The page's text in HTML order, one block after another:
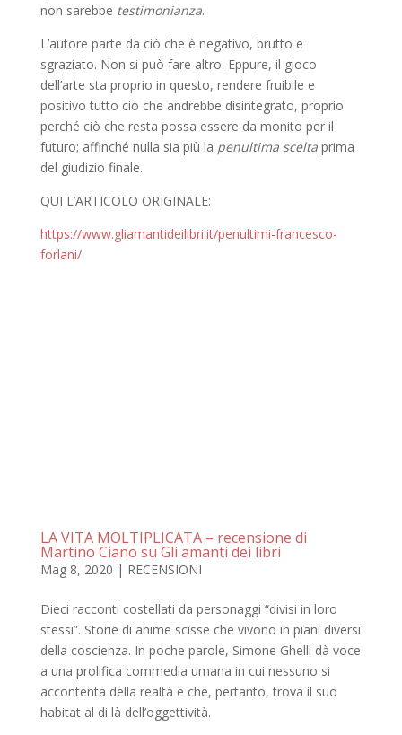
non sarebbe testimonianza.
L’autore parte da ciò che è negativo, brutto e
sgraziato. Non si può fare altro. Eppure, il gioco
dell’arte sta proprio in questo, rendere fruibile e
positivo tutto ciò che andrebbe disintegrato, proprio
perché ciò che resta possa essere da monito per il
futuro; affinché nulla sia più la penultima sceltaprima
del giudizio finale.
QUI L’ARTICOLO ORIGINALE:
https://www.gliamantideilibri.it/penultimi-francesco-
forlani/
LA VITA MOLTIPLICATA – recensione di
Martino Ciano su Gli amanti dei libri
Mag 8, 2020 | RECENSIONI
Dieci racconti costellati da personaggi “divisi in loro
stessi”. Storie di anime scisse che vivono in piani diversi
della coscienza. In poche parole, Simone Ghelli dà voce
a una prolifica commedia umana in cui nessuno si
accontenta della realtà e che, pertanto, trova il suo
habitat al di là dell’oggettività.